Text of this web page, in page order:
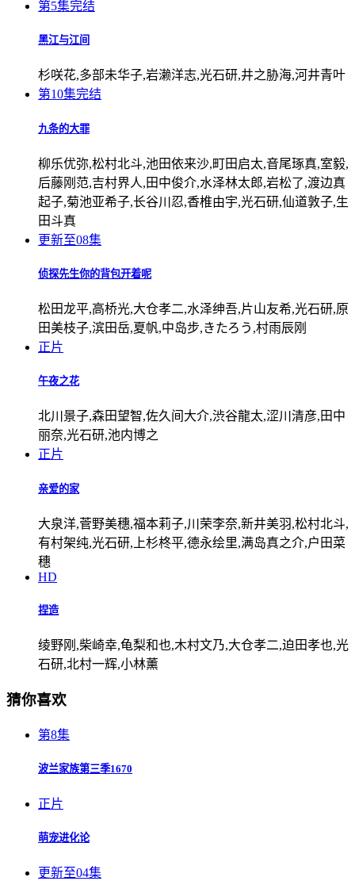
第5集完结
黑江与江间
杉咲花,多部未华子,岩濑洋志,光石研,井之胁海,河井青叶
第10集完结
九条的大罪
柳乐优弥,松村北斗,池田依来沙,町田启太,音尾琢真,室毅,
后藤刚范,吉村界人,田中俊介,水泽林太郎,岩松了,渡边真
起子,菊池亚希子,长谷川忍,香椎由宇,光石研,仙道敦子,生
田斗真
更新至08集
侦探先生你的背包开着呢
松田龙平,高桥光,大仓孝二,水泽绅吾,片山友希,光石研,原
田美枝子,滨田岳,夏帆,中岛步,きたろう,村雨辰刚
正片
午夜之花
北川景子,森田望智,佐久间大介,渋谷龍太,涩川清彦,田中
丽奈,光石研,池内博之
正片
亲爱的家
大泉洋,菅野美穗,福本莉子,川荣李奈,新井美羽,松村北斗,
有村架纯,光石研,上杉柊平,德永绘里,满岛真之介,户田菜
穗
HD
捏造
绫野刚,柴崎幸,龟梨和也,木村文乃,大仓孝二,迫田孝也,光
石研,北村一辉,小林薰
猜你喜欢
第8集
波兰家族第三季1670
正片
萌宠进化论
更新至04集